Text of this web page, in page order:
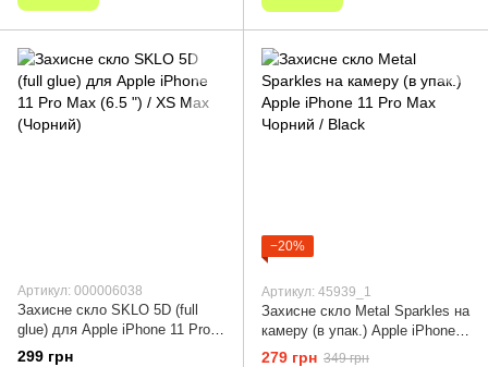
Артикул: 000006038
Захисне скло SKLO 5D (full
glue) для Apple iPhone 11 Pro
Max (6.5 ") / XS Max (Чорний)
299 грн
−20%
Артикул: 45939_1
Захисне скло Metal Sparkles на
камеру (в упак.) Apple iPhone
11 Pro Max Чорний / Black
279 грн 349 грн